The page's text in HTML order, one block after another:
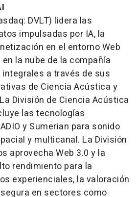
DVLT) lidera las
impulsadas por IA, la
en el entorno Web
la nube de la compañía
a través de sus
de Ciencia Acústica y
División de Ciencia Acústica
las tecnologías
y Sumerian para sonido
y multicanal. La División
aprovecha Web 3.0 y la
rendimiento para la
experienciales, la valoración
en sectores como